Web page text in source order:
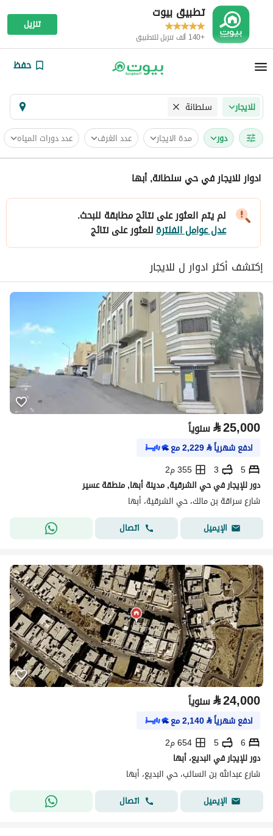
تطبيق بيوت
+140 ألف تنزيل للتطبيق
تنزيل
حفظ
للايجار سلطانة
دور مدة الايجار عدد الغرف عدد دورات المياه
ادوار للايجار في حي سلطانة, أبها
لم يتم العثور على نتائج مطابقة للبحث.
عدل عوامل الفلترةللعثور على نتائج
إكتشف أكثر ادوار ل للايجار
⃁25,000 سنوياً
ادفع شهرياً⃁
2,229مع
5
3
355 م2
دور للإيجار في حي الشرقية, مدينة أبها, منطقة عسير
شارع سراقة بن مالك، حي الشرقية، أبها
الإيميل
اتصال
⃁24,000 سنوياً
ادفع شهرياً⃁
2,140مع
6
5
654 م2
دور للإيجار في البديع، أبها
شارع عبدالله بن السائب، حي البديع، أبها
الإيميل
اتصال